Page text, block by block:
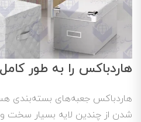
هاردباکس را به طور
هاردباکس جعبه‌های بسته‌بندی
شدن از چندین لایه بسیار